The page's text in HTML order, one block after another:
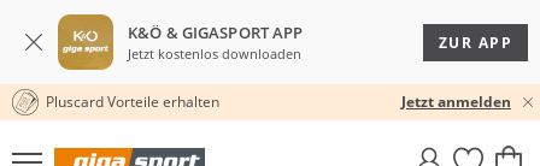
K&Ö & GIGASPORT APP
Jetzt kostenlos downloaden
ZUR APP
30 TAGE RÜCKGABERECHT
Pluscard Vorteile erhalten Jetzt anmelden